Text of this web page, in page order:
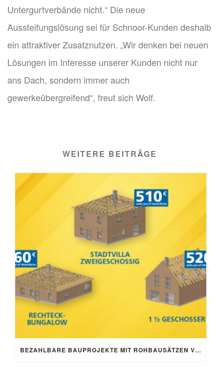
Untergurtverbände nicht.“ Die neue
Aussteifungslösung sei für Schnoor-Kunden deshalb
ein attraktiver Zusatznutzen. „Wir denken bei neuen
Lösungen im Interesse unserer Kunden nicht nur
ans Dach, sondern immer auch
gewerkeübergreifend“, freut sich Wolf.
WEITERE BEITRÄGE
BEZAHLBARE BAUPROJEKTE MIT ROHBAUSÄTZEN VON SCHNOOR